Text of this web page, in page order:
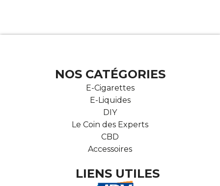
NOS CATÉGORIES
E-Cigarettes
E-Liquides
DIY
Le Coin des Experts
CBD
Accessoires
LIENS UTILES